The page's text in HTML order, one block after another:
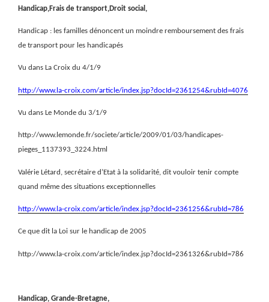
Handicap,Frais de transport,Droit social,
Handicap : les familles dénoncent un moindre remboursement des frais
de transport pour les handicapés
Vu dans La Croix du 4/1/9
http://www.la-croix.com/article/index.jsp?docId=2361254&rubId=4076
Vu dans Le Monde du 3/1/9
http://www.lemonde.fr/societe/article/2009/01/03/handicapes-
pieges_1137393_3224.html
Valérie Létard, secrétaire d’Etat à la solidarité, dit vouloir tenir compte
quand même des situations exceptionnelles
http://www.la-croix.com/article/index.jsp?docId=2361256&rubId=786
Ce que dit la Loi sur le handicap de 2005
http://www.la-croix.com/article/index.jsp?docId=2361326&rubId=786
Handicap, Grande-Bretagne,